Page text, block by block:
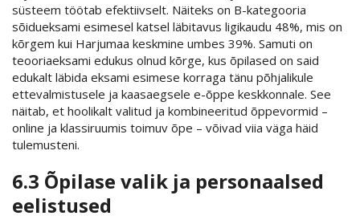
süsteem töötab efektiivselt. Näiteks on B-kategooria
sõidueksami esimesel katsel läbitavus ligikaudu 48%, mis on
kõrgem kui Harjumaa keskmine umbes 39%. Samuti on
teooriaeksami edukus olnud kõrge, kus õpilased on said
edukalt läbida eksami esimese korraga tänu põhjalikule
ettevalmistusele ja kaasaegsele e-õppe keskkonnale. See
näitab, et hoolikalt valitud ja kombineeritud õppevormid –
online ja klassiruumis toimuv õpe – võivad viia väga häid
tulemusteni.
6.3 Õpilase valik ja personaalsed
eelistused